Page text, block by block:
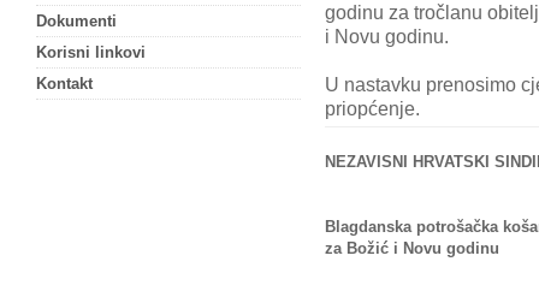
godinu za tročlanu
i Novu godinu.
U nastavku prenosimo
priopćenje.
NEZAVISNI HRVATSKI
Blagdanska potrošačka
za Božić i Novu godinu
Dokumenti
Korisni linkovi
Kontakt